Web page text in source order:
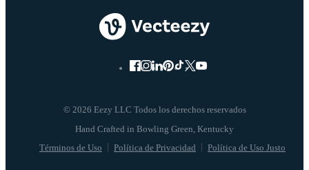
© 2026 Eezy LLC Todos los derechos reservados
Términos de Uso Política de Privacidad Política de Uso Justo